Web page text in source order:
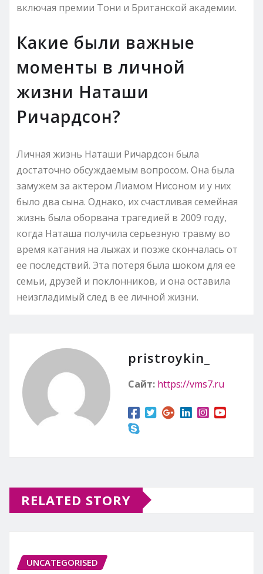
включая премии Тони и Британской академии.
Какие были важные
моменты в личной
жизни Наташи
Ричардсон?
Личная жизнь Наташи Ричардсон была
достаточно обсуждаемым вопросом. Она была
замужем за актером Лиамом Нисоном и у них
было два сына. Однако, их счастливая семейная
жизнь была оборвана трагедией в 2009 году,
когда Наташа получила серьезную травму во
время катания на лыжах и позже скончалась от
ее последствий. Эта потеря была шоком для ее
семьи, друзей и поклонников, и она оставила
неизгладимый след в ее личной жизни.
pristroykin_
Сайт: https://vms7.ru
RELATED STORY
UNCATEGORISED